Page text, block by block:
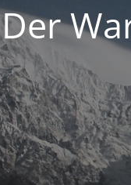
Der